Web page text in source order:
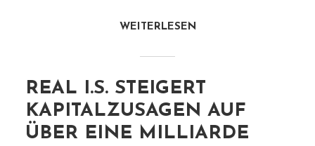
WEITERLESEN
REAL I.S. STEIGERT
KAPITALZUSAGEN AUF
ÜBER EINE MILLIARDE